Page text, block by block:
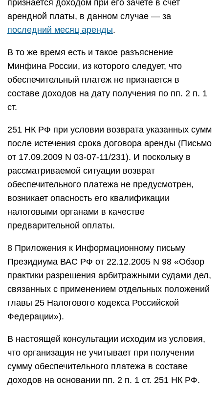
признается доходом при его зачете в счет
арендной платы, в данном случае — за
последний месяц аренды.
В то же время есть и такое разъяснение
Минфина России, из которого следует, что
обеспечительный платеж не признается в
составе доходов на дату получения по пп. 2 п. 1
ст.
251 НК РФ при условии возврата указанных сумм
после истечения срока договора аренды (Письмо
от 17.09.2009 N 03-07-11/231). И поскольку в
рассматриваемой ситуации возврат
обеспечительного платежа не предусмотрен,
возникает опасность его квалификации
налоговыми органами в качестве
предварительной оплаты.
8 Приложения к Информационному письму
Президиума ВАС РФ от 22.12.2005 N 98 «Обзор
практики разрешения арбитражными судами дел,
связанных с применением отдельных положений
главы 25 Налогового кодекса Российской
Федерации»).
В настоящей консультации исходим из условия,
что организация не учитывает при получении
сумму обеспечительного платежа в составе
доходов на основании пп. 2 п. 1 ст. 251 НК РФ.